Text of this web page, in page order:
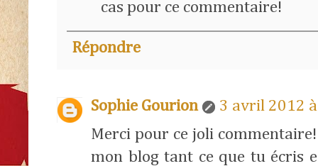
cas pour ce commentaire!
Répondre
Sophie Gourion
3 avril 2012
Merci pour ce joli
mon blog tant ce que tu écris